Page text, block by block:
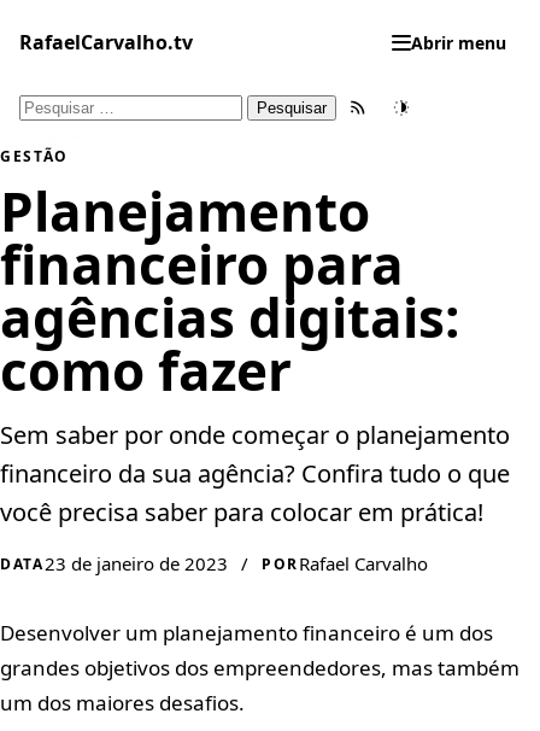
para
conteúdo
RafaelCarvalho.tv Abrir menu
Pesquisar
Feed RSSTema
GESTÃO
Planejamento
financeiro para
agências digitais:
como fazer
Sem saber por onde começar o planejamento
financeiro da sua agência? Confira tudo o que
você precisa saber para colocar em prática!
DATA23 de janeiro de 2023 / PORRafael Carvalho
Desenvolver um planejamento financeiro é um dos
grandes objetivos dos empreendedores, mas também
um dos maiores desafios.